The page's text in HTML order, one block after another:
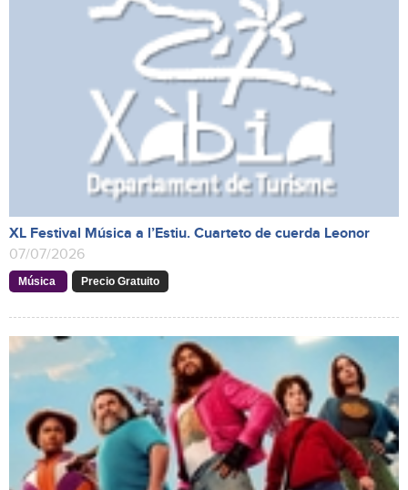
XL Festival Música a l’Estiu. Cuarteto de cuerda Leonor
07/07/2026
Música Precio Gratuito